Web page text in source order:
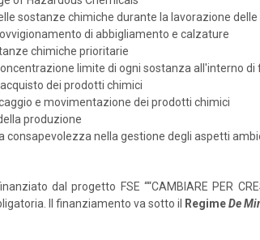
sostanze chimiche durante la lavorazione
di abbigliamento e calzature
chimiche prioritarie
limite di ogni sostanza all'interno
dei prodotti chimici
e movimentazione dei prodotti chimici
produzione
consapevolezza nella gestione degli aspetti
dal progetto FSE ““CAMBIARE PER
Il finanziamento va sotto il
RegimeDe